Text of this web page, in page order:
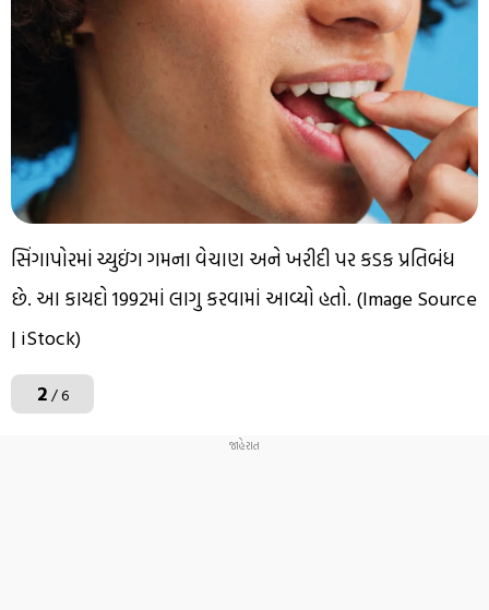
સિંગાપોરમાં ચ્યુઇંગ ગમના વેચાણ અને ખરીદી પર કડક પ્રતિબંધ
છે. આ કાયદો 1992માં લાગુ કરવામાં આવ્યો હતો. (Image Source
| iStock)
2/ 6